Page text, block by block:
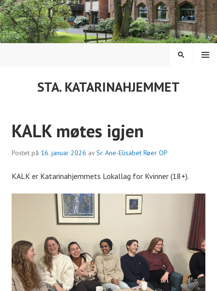
Hopp
til
innhold
STA. KATARINAHJEMMET
MENY
SØK
KALK møtes igjen
Postet på 16. januar 2026 avSr. Ane-Elisabet Røer OP
KALK er Katarinahjemmets Lokallag for Kvinner (18+).